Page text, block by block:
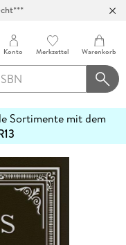
Konto Merkzettel Warenkorb
Sortimente mit dem